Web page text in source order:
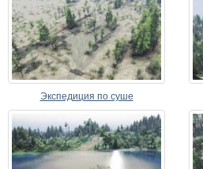
Экспедиция по суше